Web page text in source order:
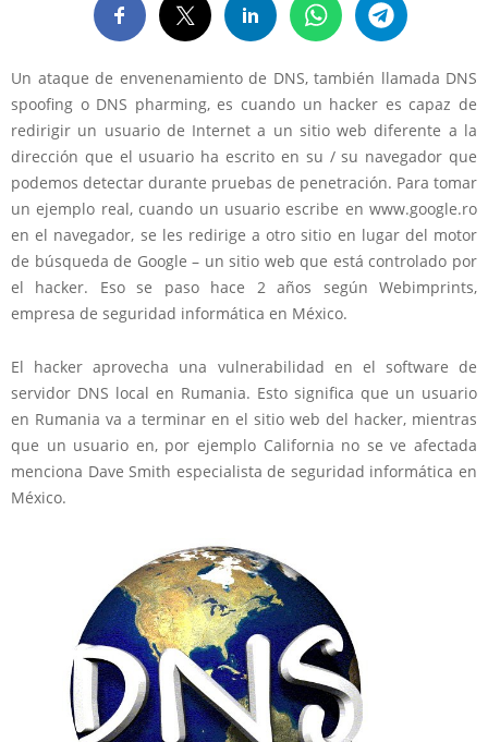
Un ataque de envenenamiento de DNS, también llamada DNS
spoofing o DNS pharming, es cuando un hacker es capaz de
redirigir un usuario de Internet a un sitio web diferente a la
dirección que el usuario ha escrito en su / su navegador que
podemos detectar durante pruebas de penetración. Para tomar
un ejemplo real, cuando un usuario escribe en www.google.ro
en el navegador, se les redirige a otro sitio en lugar del motor
de búsqueda de Google – un sitio web que está controlado por
el hacker. Eso se paso hace 2 años según Webimprints,
empresa de seguridad informática en México.
El hacker aprovecha una vulnerabilidad en el software de
servidor DNS local en Rumania. Esto significa que un usuario
en Rumania va a terminar en el sitio web del hacker, mientras
que un usuario en, por ejemplo California no se ve afectada
menciona Dave Smith especialista de seguridad informática en
México.